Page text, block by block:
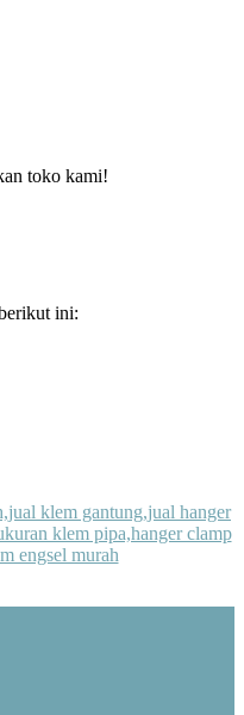
toko kami!
ini: